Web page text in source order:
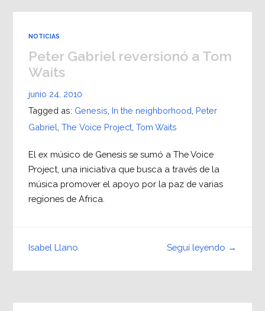
NOTICIAS
Peter Gabriel reversionó a Tom
Waits
junio 24, 2010
Tagged as: Genesis In the neighborhood Peter
Gabriel The Voice Project, Tom Waits
El ex músico de Genesis se sumó a The Voice
Project, una iniciativa que busca a través de la
música promover el apoyo por la paz de varias
regiones de Africa.
Seguí leyendo →
Isabel Llano